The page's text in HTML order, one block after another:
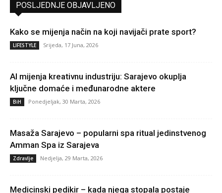
POSLJEDNJE OBJAVLJENO
Kako se mijenja način na koji navijači prate sport?
LIFESTYLE Srijeda, 17 Juna, 2026
AI mijenja kreativnu industriju: Sarajevo okuplja
ključne domaće i međunarodne aktere
BiH Ponedjeljak, 30 Marta, 2026
Masaža Sarajevo – popularni spa ritual jedinstvenog
Amman Spa iz Sarajeva
Zdravlje Nedjelja, 29 Marta, 2026
Medicinski pedikir – kada njega stopala postaje